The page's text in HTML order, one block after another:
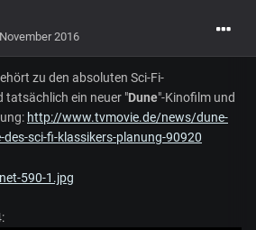
2016
zu den absoluten Sci-Fi-
tatsächlich ein neuer "Dune"-Kinofilm und
http://www.tvmovie.de/news/dune-
des-sci-fi-klassikers-planung-90920